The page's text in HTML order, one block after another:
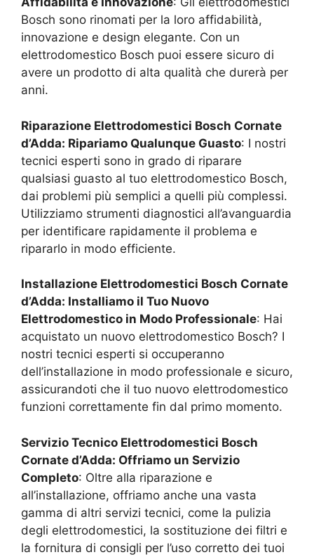
Bosch sono rinomati per la loro affidabilità,
innovazione e design elegante. Con un
elettrodomestico Bosch puoi essere sicuro di
avere un prodotto di alta qualità che durerà per
anni.
Riparazione Elettrodomestici Bosch Cornate
d’Adda: Ripariamo Qualunque Guasto: I nostri
tecnici esperti sono in grado di riparare
qualsiasi guasto al tuo elettrodomestico Bosch,
dai problemi più semplici a quelli più complessi.
Utilizziamo strumenti diagnostici all’avanguardia
per identificare rapidamente il problema e
ripararlo in modo efficiente.
Installazione Elettrodomestici Bosch Cornate
d’Adda: Installiamo il Tuo Nuovo
Elettrodomestico in Modo Professionale: Hai
acquistato un nuovo elettrodomestico Bosch? I
nostri tecnici esperti si occuperanno
dell’installazione in modo professionale e sicuro,
assicurandoti che il tuo nuovo elettrodomestico
funzioni correttamente fin dal primo momento.
Servizio Tecnico Elettrodomestici Bosch
Cornate d’Adda: Offriamo un Servizio
Completo: Oltre alla riparazione e
all’installazione, offriamo anche una vasta
gamma di altri servizi tecnici, come la pulizia
degli elettrodomestici, la sostituzione dei filtri e
la fornitura di consigli per l’uso corretto dei tuoi